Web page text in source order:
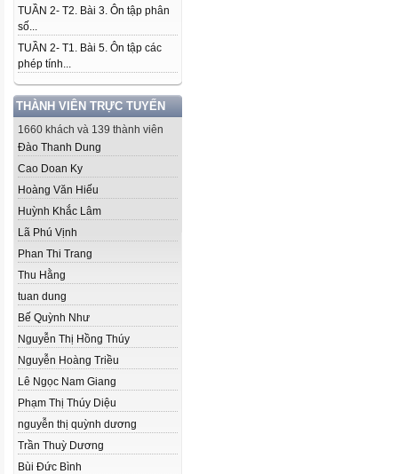
TUẦN 2- T2. Bài 3. Ôn tập phân
số...
TUẦN 2- T1. Bài 5. Ôn tập các
phép tính...
THÀNH VIÊN TRỰC TUYẾN
1660 khách và 139 thành viên
Đào Thanh Dung
Cao Doan Ky
Hoàng Văn Hiếu
Huỳnh Khắc Lâm
Lã Phú Vịnh
Phan Thi Trang
Thu Hằng
tuan dung
Bế Quỳnh Như
Nguyễn Thị Hồng Thúy
Nguyễn Hoàng Triều
Lê Ngọc Nam Giang
Phạm Thị Thúy Diệu
nguyễn thị quỳnh dương
Trần Thuỳ Dương
Bùi Đức Bình